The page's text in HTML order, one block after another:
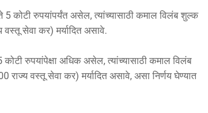
5 कोटी रुपयांपर्यंत असेल, त्यांच्यासाठी कमाल विलंब शुल्क
सेवा कर) मर्यादित असावे.
कोटी रुपयांपेक्षा अधिक असेल, त्यांच्यासाठी कमाल विलंब
वस्तू सेवा कर) मर्यादित असावे, असा निर्णय घेण्यात